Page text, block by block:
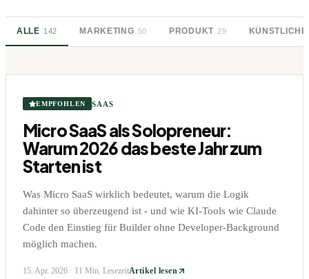
ALLE 142 MARKETING 50 PRODUKT 29
EMPFOHLEN SAAS
Micro SaaS als Solopreneur:
Warum 2026 das beste Jahr zum
Starten ist
Was Micro SaaS wirklich bedeutet, warum die Logik
dahinter so überzeugend ist - und wie KI-Tools wie Claude
Code den Einstieg für Builder ohne Developer-Background
möglich machen.
15. Apr. 2026 · 11 Min. LesezeitArtikel lesen